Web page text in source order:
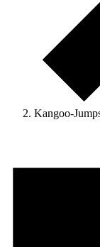
Kangoo-